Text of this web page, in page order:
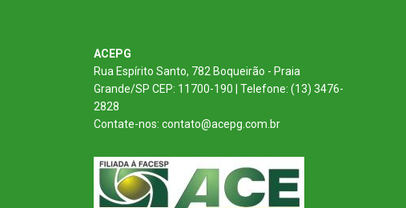
ACEPG
Rua Espírito Santo, 782 Boqueirão - Praia
Grande/SP CEP: 11700-190 | Telefone: (13) 3476-
2828
Contate-nos: contato@acepg.com.br